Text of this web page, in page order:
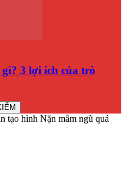
3 lợi ích của trò
tạo hình Nặn mâm ngũ quả